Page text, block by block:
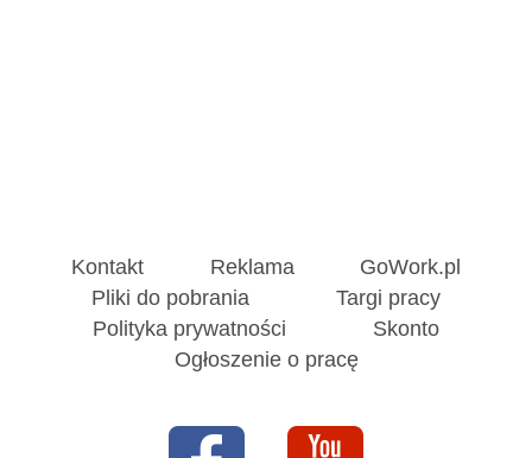
Kontakt Reklama
GoWork.pl
Pliki do pobrania
Targi pracy
Polityka prywatności
Skonto
Ogłoszenie o pracę